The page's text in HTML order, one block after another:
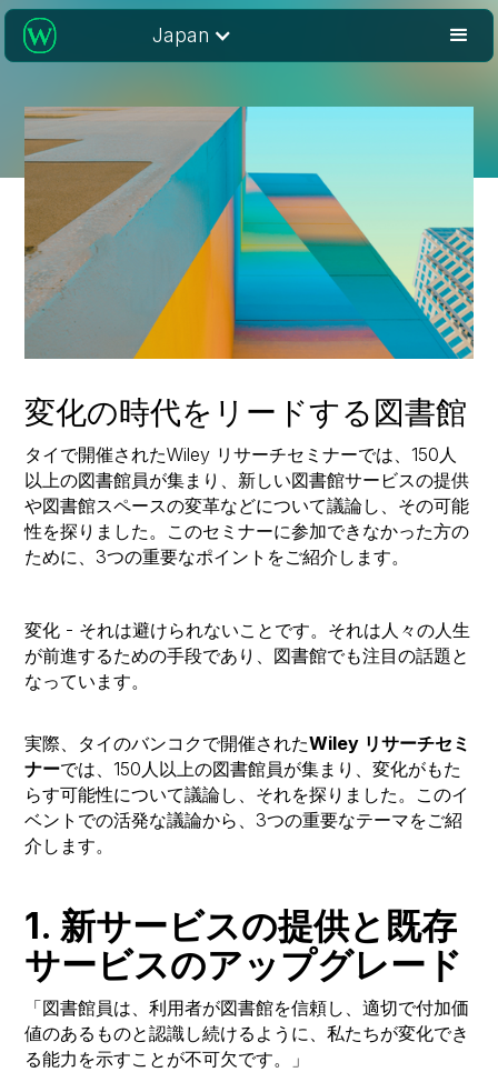
Japan
変化の時代をリードする図書館
タイで開催されたWiley リサーチセミナーでは、150人
以上の図書館員が集まり、新しい図書館サービスの提供
や図書館スペースの変革などについて議論し、その可能
性を探りました。このセミナーに参加できなかった方の
ために、3つの重要なポイントをご紹介します。
変化 - それは避けられないことです。それは人々の人生
が前進するための手段であり、図書館でも注目の話題と
なっています。
実際、タイのバンコクで開催されたWiley リサーチセミ
ナーでは、150人以上の図書館員が集まり、変化がもた
らす可能性について議論し、それを探りました。このイ
ベントでの活発な議論から、3つの重要なテーマをご紹
介します。
1. 新サービスの提供と既存
サービスのアップグレード
「図書館員は、利用者が図書館を信頼し、適切で付加価
値のあるものと認識し続けるように、私たちが変化でき
る能力を示すことが不可欠です。」